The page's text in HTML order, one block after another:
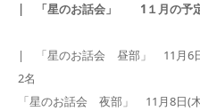
| 「星のお話会」 1１月の予
| 「星のお話会 昼部」 11月
2名
「星のお話会 夜部」 11月8